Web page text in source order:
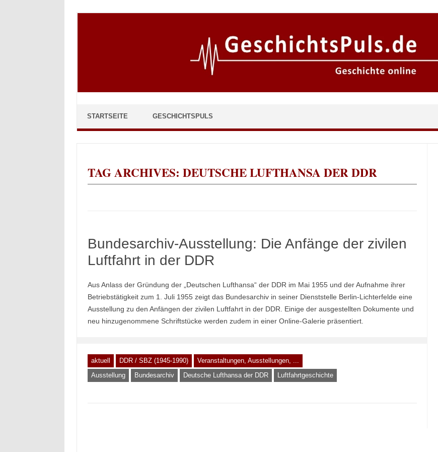
STARTSEITE GESCHICHTSPULS
TAG ARCHIVES: DEUTSCHE LUFTHANSA DER DDR
Bundesarchiv-Ausstellung: Die Anfänge der zivilen
Luftfahrt in der DDR
Aus Anlass der Gründung der „Deutschen Lufthansa“ der DDR im Mai 1955 und der Aufnahme ihrer
Betriebstätigkeit zum 1. Juli 1955 zeigt das Bundesarchiv in seiner Dienststelle Berlin-Lichterfelde eine
Ausstellung zu den Anfängen der zivilen Luftfahrt in der DDR. Einige der ausgestellten Dokumente und
neu hinzugenommene Schriftstücke werden zudem in einer Online-Galerie präsentiert.
aktuell DDR / SBZ (1945-1990)
Veranstaltungen, Ausstellungen, ...
Ausstellung
Bundesarchiv Deutsche Lufthansa der DDR Luftfahrtgeschichte